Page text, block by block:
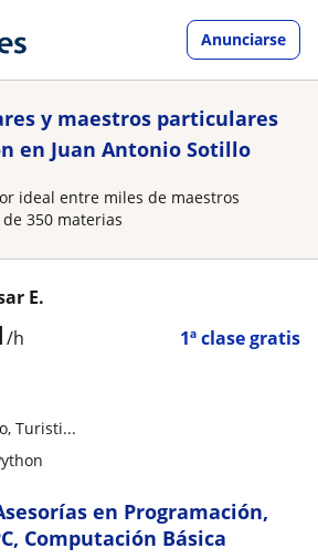
Anunciarse
y maestros particulares
en Juan Antonio Sotillo
ideal entre miles de maestros
350 materias
/h 1ª clase gratis
E.
Turisti...
en Programación,
Computación Básica